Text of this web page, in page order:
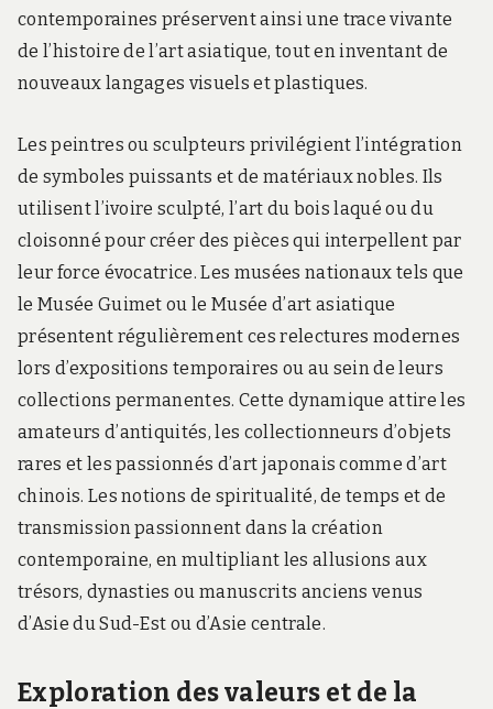
contemporaines préservent ainsi une trace vivante
de l’histoire de l’art asiatique, tout en inventant de
nouveaux langages visuels et plastiques.
Les peintres ou sculpteurs privilégient l’intégration
de symboles puissants et de matériaux nobles. Ils
utilisent l’ivoire sculpté, l’art du bois laqué ou du
cloisonné pour créer des pièces qui interpellent par
leur force évocatrice. Les musées nationaux tels que
le Musée Guimet ou le Musée d’art asiatique
présentent régulièrement ces relectures modernes
lors d’expositions temporaires ou au sein de leurs
collections permanentes. Cette dynamique attire les
amateurs d’antiquités, les collectionneurs d’objets
rares et les passionnés d’art japonais comme d’art
chinois. Les notions de spiritualité, de temps et de
transmission passionnent dans la création
contemporaine, en multipliant les allusions aux
trésors, dynasties ou manuscrits anciens venus
d’Asie du Sud-Est ou d’Asie centrale.
Exploration des valeurs et de la